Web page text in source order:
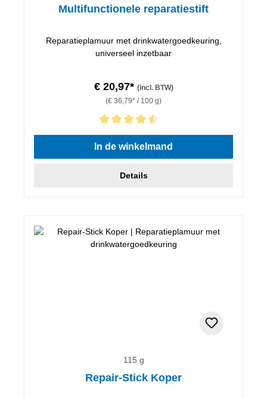
Multifunctionele reparatiestift
Reparatieplamuur met drinkwatergoedkeuring,
universeel inzetbaar
€ 20,97* (incl. BTW)
(€ 36,79* / 100 g)
Gemiddelde waardering van 4.5 van 5 sterren
In de winkelmand
Details
115 g
Repair-Stick Koper